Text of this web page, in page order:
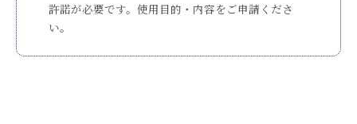
許諾が必要です。使用目的・内容をご申請くださ
い。